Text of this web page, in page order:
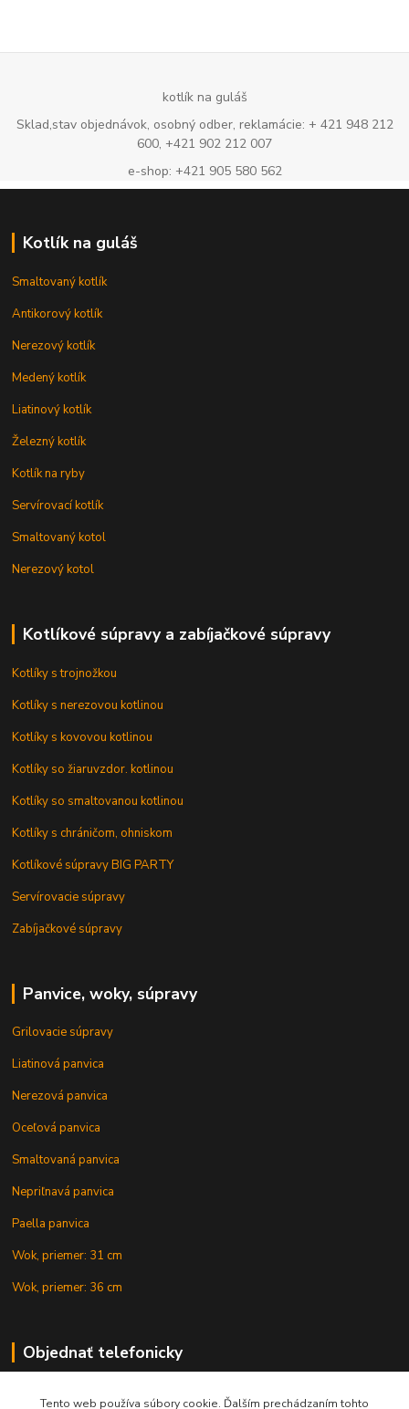
kotlík na guláš
Sklad,stav objednávok, osobný odber, reklamácie: + 421 948 212
600, +421 902 212 007
e-shop: +421 905 580 562
Kotlík na guláš
Smaltovaný kotlík
Antikorový kotlík
Nerezový kotlík
Medený kotlík
Liatinový kotlík
Železný kotlík
Kotlík na ryby
Servírovací kotlík
Smaltovaný kotol
Nerezový kotol
Kotlíkové súpravy a zabíjačkové súpravy
Kotlíky s trojnožkou
Kotlíky s nerezovou kotlinou
Kotlíky s kovovou kotlinou
Kotlíky so žiaruvzdor. kotlinou
Kotlíky so smaltovanou kotlinou
Kotlíky s chráničom, ohniskom
Kotlíkové súpravy BIG PARTY
Servírovacie súpravy
Zabíjačkové súpravy
Panvice, woky, súpravy
Grilovacie súpravy
Liatinová panvica
Nerezová panvica
Oceľová panvica
Smaltovaná panvica
Nepriľnavá panvica
Paella panvica
Wok, priemer: 31 cm
Wok, priemer: 36 cm
Objednať telefonicky
Tento web používa súbory cookie. Ďalším prechádzaním tohto